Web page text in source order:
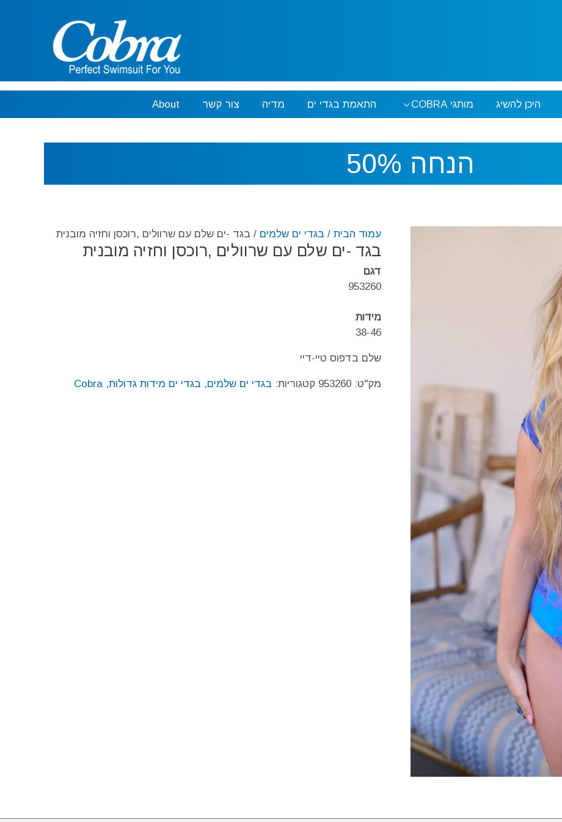
היכן להשיג מותגי COBRA התאמת בגדי ים מדיה צור קשר About
הנחה 50%
עמוד הבית / בגדי ים שלמים / בגד -ים שלם עם שרוולים ,רוכסן וחזיה מובנית
בגד -ים שלם עם שרוולים ,רוכסן וחזיה מובנית
דגם
953260
מידות
38-46
שלם בדפוס טיי-דיי
מק"ט: 953260 קטגוריות: בגדי ים שלמים, בגדי ים מידות גדולות,
Cobra